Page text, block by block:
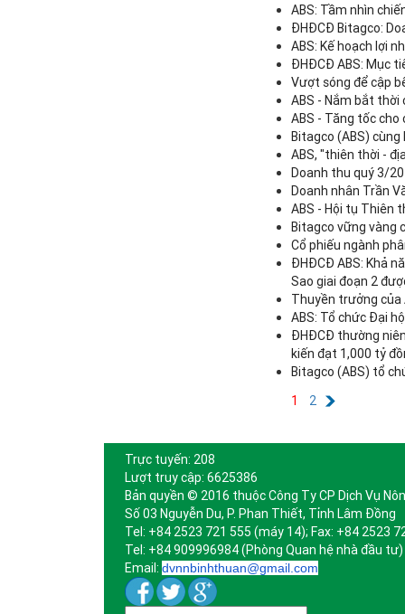
ABS: Tầm nhìn
ĐHĐCĐ Bitagco:
ABS: Kế hoạch lợi
ĐHĐCĐ ABS: Mục
Vượt sóng để cập
ABS - Nắm bắt thời
ABS - Tăng tốc
Bitagco (ABS)
ABS, "thiên thời -
Doanh thu quý 3/
Doanh nhân Trần
ABS - Hội tụ Thiên
Bitagco vững vàng
Cổ phiếu ngành
ĐHĐCĐ ABS: Khả
Sao giai đoạn 2
Thuyền trưởng của
ABS: Tổ chức Đại
ĐHĐCĐ thường
kiến đạt 1,000 tỷ
Bitagco (ABS) tổ
1
2
Trực tuyến: 208
Lượt truy cập: 6625386
Bản quyền © 2016 thuộc Công Ty CP Dịch Vụ
Số 03 Nguyễn Du, P. Phan Thiết, Tỉnh Lâm Đồng
Tel: +84 2523 721 555 (máy 14); Fax: +84 2523
Tel: +84 909996984 (Phòng Quan hệ nhà đầu tư)
Email: dvnnbinhthuan@gmail.com